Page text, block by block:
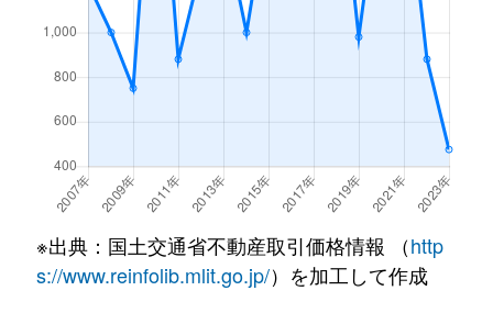
※出典：国土交通省不動産取引価格情報 （http
s://www.reinfolib.mlit.go.jp/）を加工して作成